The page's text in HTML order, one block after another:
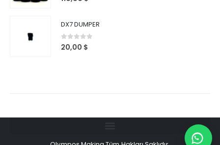
DX7 DUMPER
0 out of 5
20,00 $